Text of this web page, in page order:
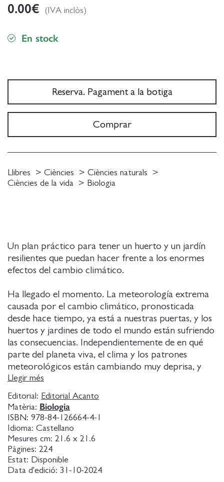
Un plan práctico para tener un huerto y un jardín
resilientes que puedan hacer frente a los enormes
efectos del cambio climático.
Ha llegado el momento. La meteorología extrema
causada por el cambio climático, pronosticada
desde hace tiempo, ya está a nuestras puertas, y los
huertos y jardines de todo el mundo están sufriendo
las consecuencias. Independientemente de en qué
parte del planeta viva, el clima y los patrones
meteorológicos están cambiando muy deprisa, y
debemos adaptar nuestras prácticas de cultivo. Para
millones de personas, la jardinería y la horticultura
ya no pueden seguir igual. Cuidar las plantas es más
difícil que nunca debido a las olas de calor, las
inundaciones, la sequía, las plagas exóticas, los suelos
degradados, las malas hierbas invasoras, los cambios
en los tiempos de floración y otras cuestiones
relacionadas con el cambio climático.
Llegir més
Editorial: Editorial Acanto
Matèria: Biologia
ISBN: 978-84-126664-4-1
Idioma: Castellano
Mesures cm: 21.6 x 21.6
Pàgines: 224
Estat: Disponible
Data d'edició: 31-10-2024
0.00€ (IVA inclòs)
En stock
Reserva. Pagament a la botiga
Comprar
Llibres Ciències
Ciències naturals
Ciències de la vida
Biologia